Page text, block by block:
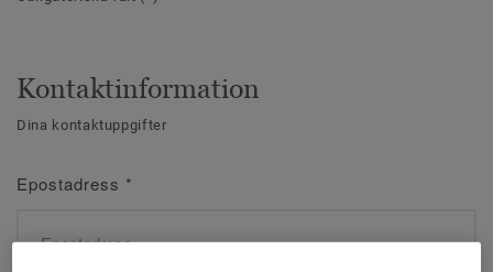
Kontaktinformation
Dina kontaktuppgifter
Epostadress *